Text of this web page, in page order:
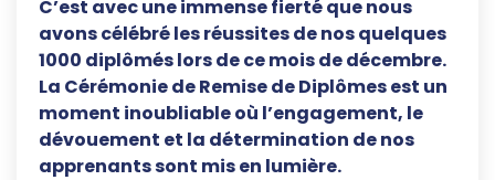
C’est avec une immense fierté que nous
avons célébré les réussites de nos quelques
1000 diplômés lors de ce mois de décembre.
La Cérémonie de Remise de Diplômes est un
moment inoubliable où l’engagement, le
dévouement et la détermination de nos
apprenants sont mis en lumière.